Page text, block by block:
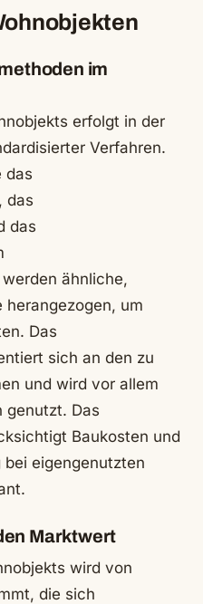
im
erfolgt in der
Verfahren.
das
das
das
ähnliche,
um
Das
sich an den zu
und wird vor allem
genutzt. Das
Baukosten und
eigengenutzten
Marktwert
wird von
die sich